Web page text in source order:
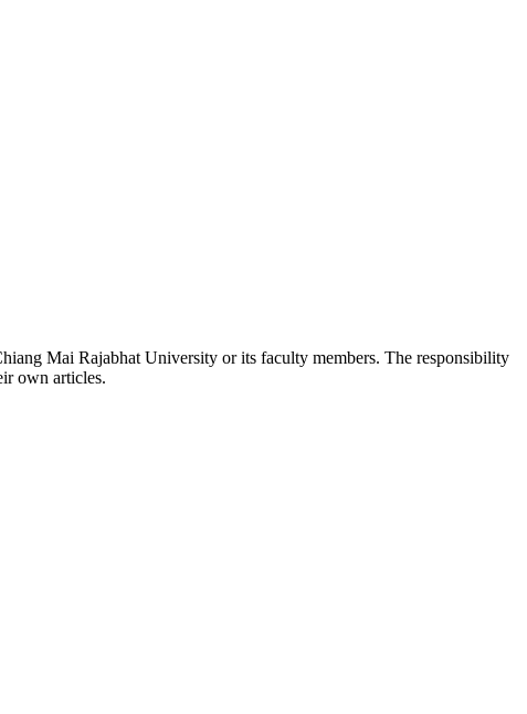
Mai Rajabhat University or its faculty members. The responsibility
own articles.